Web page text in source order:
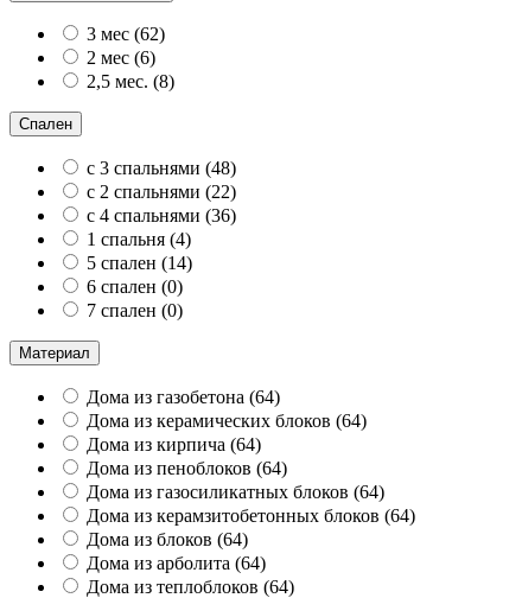
3 мес (62)
2 мес (6)
2,5 мес. (8)
Спален
с 3 спальнями (48)
с 2 спальнями (22)
с 4 спальнями (36)
1 спальня (4)
5 спален (14)
6 спален (0)
7 спален (0)
Материал
Дома из газобетона (64)
Дома из керамических блоков (64)
Дома из кирпича (64)
Дома из пеноблоков (64)
Дома из газосиликатных блоков (64)
Дома из керамзитобетонных блоков (64)
Дома из блоков (64)
Дома из арболита (64)
Дома из теплоблоков (64)